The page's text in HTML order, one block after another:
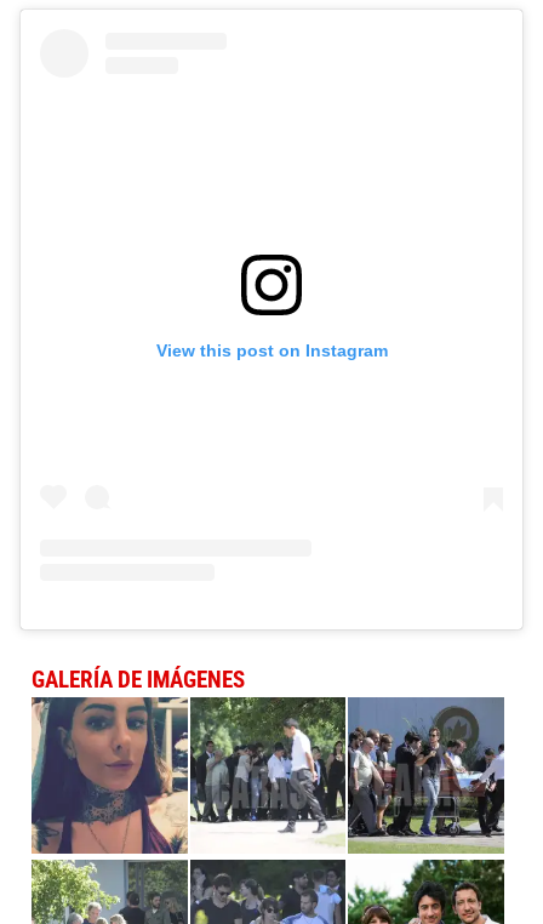
View this post on Instagram
GALERÍA DE IMÁGENES